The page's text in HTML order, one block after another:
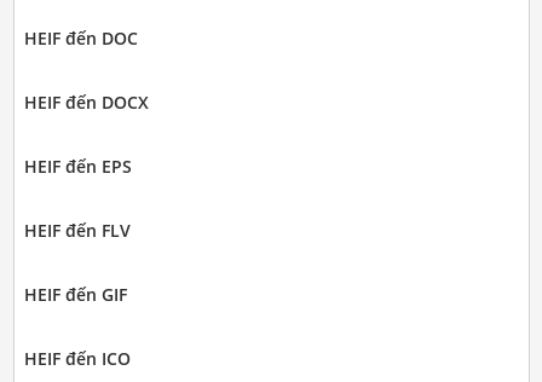
HEIF đến DOC
HEIF đến DOCX
HEIF đến EPS
HEIF đến FLV
HEIF đến GIF
HEIF đến ICO